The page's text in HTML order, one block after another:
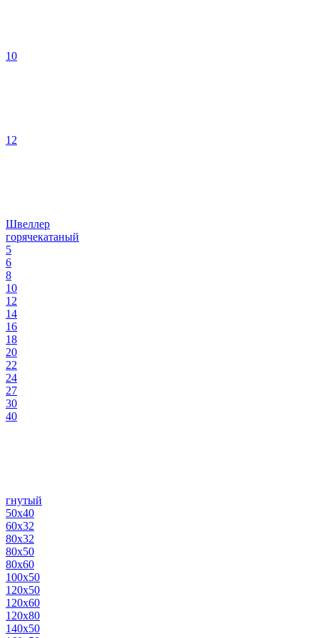
10
12
Швеллер
горячекатаный
5
6
8
10
12
14
16
18
20
22
24
27
30
40
гнутый
50х40
60х32
80х32
80х50
80х60
100х50
120х50
120х60
120х80
140х50